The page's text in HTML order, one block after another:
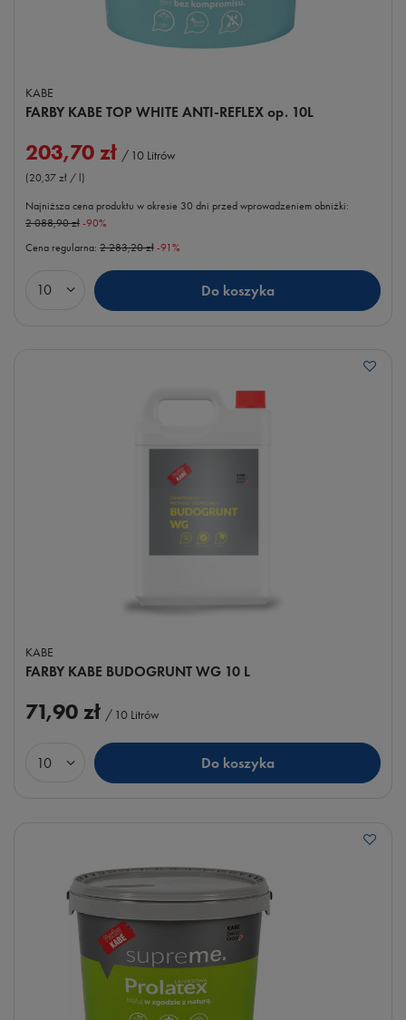
KABE
FARBY KABE TOP WHITE ANTI-REFLEX op. 10L
203,70 zł / 10 Litrów
(20,37 zł / l)
Najniższa cena produktu w okresie 30 dni przed wprowadzeniem obniżki:
2 088,90 zł -90%
Cena regularna: 2 283,20 zł -91%
Ilość produktów Do koszyka
KABE
FARBY KABE BUDOGRUNT WG 10 L
71,90 zł / 10 Litrów
Ilość produktów Do koszyka